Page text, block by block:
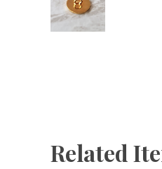
Related